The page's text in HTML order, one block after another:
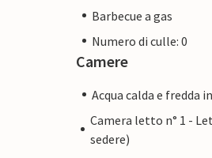
Barbecue a gas
Numero di culle: 0
Camere
Acqua calda e fredda
Camera letto n° 1 -
sedere)